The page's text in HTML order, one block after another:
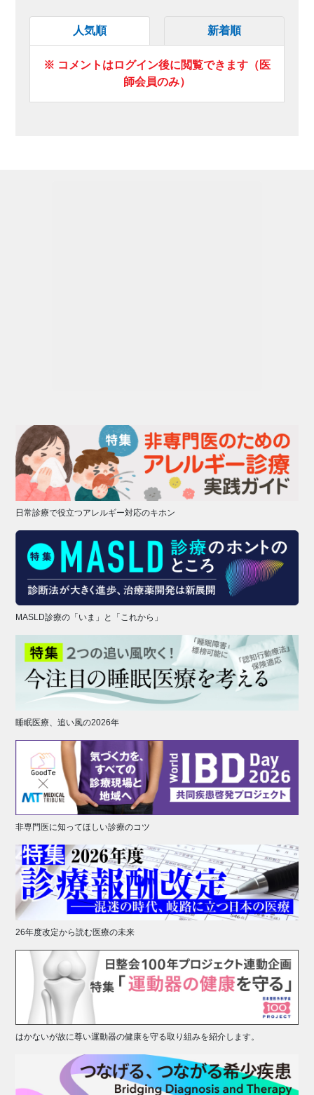
人気順 新着順
※ コメントはログイン後に閲覧できます（医
師会員のみ）
日常診療で役立つアレルギー対応のキホン
MASLD診療の「いま」と「これから」
睡眠医療、追い風の2026年
非専門医に知ってほしい診療のコツ
26年度改定から読む医療の未来
はかないが故に尊い運動器の健康を守る取り組みを紹介します。